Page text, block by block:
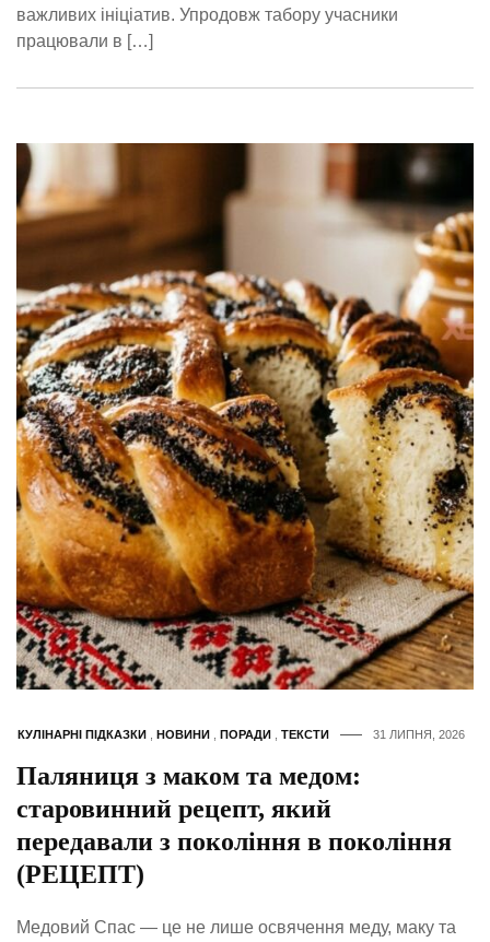
важливих ініціатив. Упродовж табору учасники
працювали в […]
КУЛІНАРНІ ПІДКАЗКИ НОВИНИ ПОРАДИ ТЕКСТИ 31 ЛИПНЯ, 2026
Паляниця з маком та медом:
старовинний рецепт, який
передавали з покоління в покоління
(РЕЦЕПТ)
Медовий Спас — це не лише освячення меду, маку та